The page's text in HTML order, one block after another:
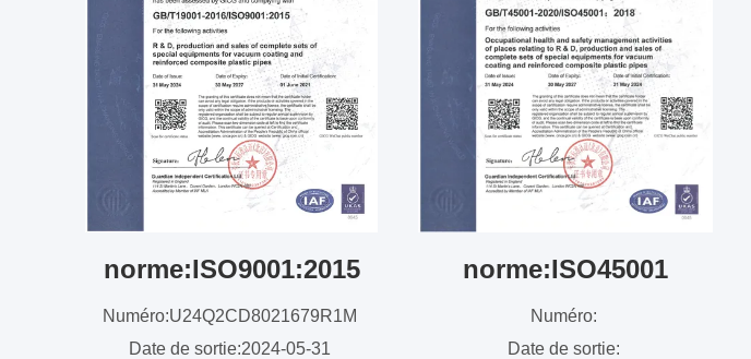
norme:ISO9001:2015
Numéro:U24Q2CD8021679R1M
Date de sortie:2024-05-31
norme:ISO45001
Numéro:
Date de sortie: